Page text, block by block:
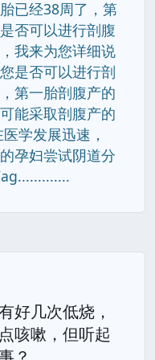
已经38周了，第
否可以进行剖腹
我来为您详细说
是否可以进行剖
第一胎剖腹产的
能采取剖腹产的
学发展迅速，
孕妇尝试阴道分
好几次低烧，
咳嗽，但听起